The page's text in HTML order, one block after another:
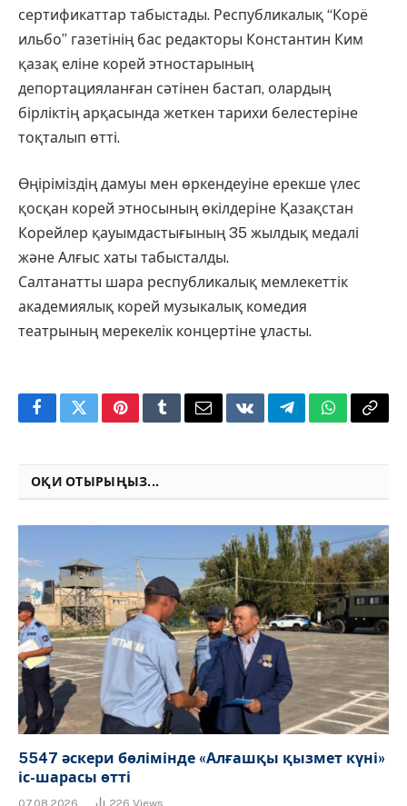
сертификаттар табыстады. Республикалық “Корё
ильбо” газетінің бас редакторы Константин Ким
қазақ еліне корей этностарының
депортацияланған сәтінен бастап, олардың
бірліктің арқасында жеткен тарихи белестеріне
тоқталып өтті.
Өңіріміздің дамуы мен өркендеуіне ерекше үлес
қосқан корей этносының өкілдеріне Қазақстан
Корейлер қауымдастығының 35 жылдық медалі
және Алғыс хаты табысталды.
Салтанатты шара республикалық мемлекеттік
академиялық корей музыкалық комедия
театрының мерекелік концертіне ұласты.
FacebookTwitterPinterestTumblrEmailVKontakteTelegramWhatsApp
Copy
ОҚИ ОТЫРЫҢЫЗ...
5547 әскери бөлімінде «Алғашқы қызмет күні»
іс-шарасы өтті
07.08.2026 226 Views